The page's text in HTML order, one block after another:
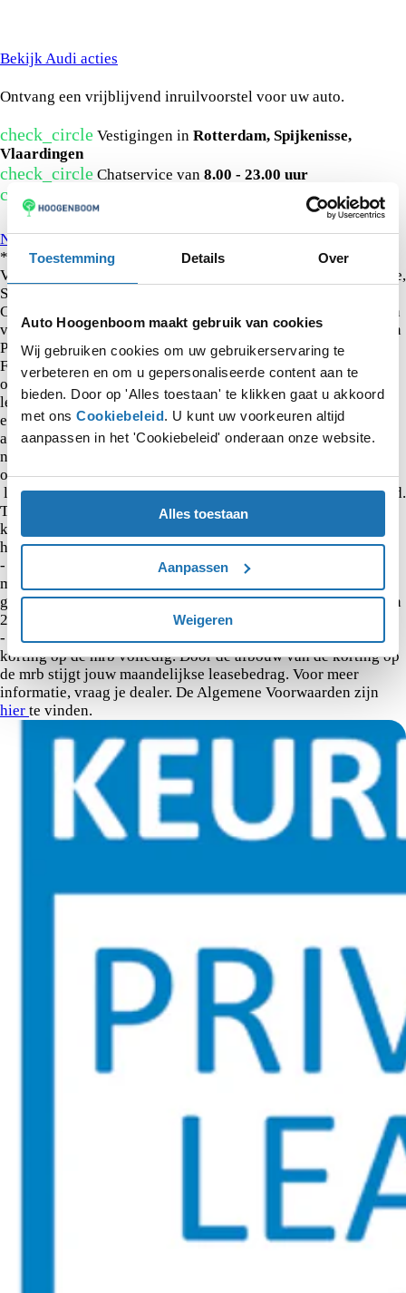
Toestemming Details Over
Auto Hoogenboom maakt gebruik van cookies
Wij gebruiken cookies om uw gebruikerservaring te
verbeteren en om u gepersonaliseerde content aan te
bieden. Door op 'Alles toestaan' te klikken gaat u akkoord
met ons Cookiebeleid. U kunt uw voorkeuren altijd
aanpassen in het 'Cookiebeleid' onderaan onze website.
Alles toestaan
Aanpassen
Weigeren
Bekijk Audi acties
Ontvang een vrijblijvend inruilvoorstel voor uw auto.
check_circle Vestigingen in Rotterdam, Spijkenisse,
Vlaardingen
check_circle Chatservice van 8.00 - 23.00 uur
check_circle
Kunnen wij u helpen?
Neem contact op
* Hoogenboom biedt de private leaseproducten aan van
Volkswagen Pon Financial Services. Volkswagen Private Lease,
SEAT Private Lease, Škoda Private lease. Audi Private Lease,
CUPRA Private Lease en XLEasy wordt onder de voorwaarden
van het Keurmerk Private Lease aangeboden door Volkswagen
Pon Financial Services, handelsnaam van Volkswagen Pon
Financial Services B.V., ingeschreven in het Handelsregister
onder nummer 20073305. Vanaf tarieven zijn o.b.v. private
lease inclusief btw, bij 60 maanden, 5.000 km per jaar, € 500
eigen risico en regio Utrecht. Tarieven kunnen per regio
afwijken in verband met provinciale opcenten. Brandstof is
niet inbegrepen. Na jaar 1 bedraagt de tussentijdse
opzegvergoeding maximaal 40% van de resterende
leasetermijnen. Afbeelding kan afwijken van de werkelijkheid.
Toetsing en registratie bij BKR te Tiel. De overheid bouwt de
korting op de motorrijtuigenbelasting (mrb) voor plug-in
hybride en elektrische auto’s in 2026 verder af.
- Elektrische auto’s: In 2026 geldt een korting van 30% op de
mrb. Vooralsnog geldt deze korting ook in 2027 en 2028,
gevolgd door een verdere afbouw naar een korting van 25% in
2029. Vanaf 2030 vervalt de korting op de mrb volledig.
- Plug-in hybride auto’s: Vanaf 1 januari 2026 vervalt de
korting op de mrb volledig. Door de afbouw van de korting op
de mrb stijgt jouw maandelijkse leasebedrag. Voor meer
informatie, vraag je dealer. De Algemene Voorwaarden zijn
hier te vinden.